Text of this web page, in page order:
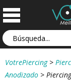
VotrePiercing >
Anodizado >